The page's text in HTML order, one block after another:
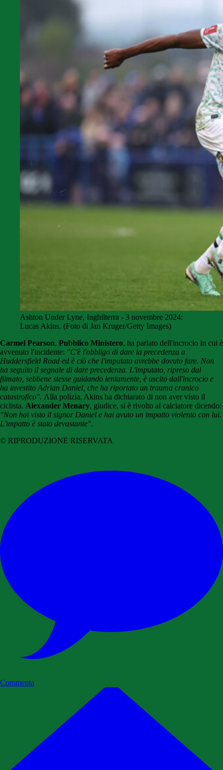
Ashton Under Lyne, Inghilterra - 3 novembre 2024:
Lucas Akins. (Foto di Jan Kruger/Getty Images)
Carmel Pearson, Pubblico Ministero, ha parlato dell'incrocio in cui è
avvenuto l'incidente: "C'è l'obbligo di dare la precedenza a
Huddersfield Road ed è ciò che l'imputato avrebbe dovuto fare. Non
ha seguito il segnale di dare precedenza. L'imputato, ripreso dal
filmato, sebbene stesse guidando lentamente, è uscito dall'incrocio e
ha investito Adrian Daniel, che ha riportato un trauma cranico
catastrofico". Alla polizia, Akins ha dichiarato di non aver visto il
ciclista. Alexander Menary, giudice, si è rivolto al calciatore dicendo:
"Non hai visto il signor Daniel e hai avuto un impatto violento con lui.
L'impatto è stato devastante".
© RIPRODUZIONE RISERVATA
Commenta